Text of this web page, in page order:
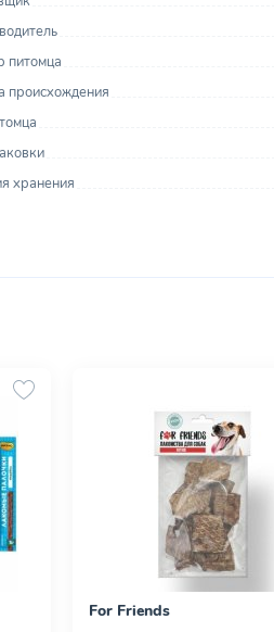
питомца
происхождения
хранения
For Friends